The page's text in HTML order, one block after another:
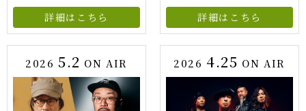
詳細はこちら
詳細はこちら
2026 5.2 ON AIR 2026 4.25 ON AIR